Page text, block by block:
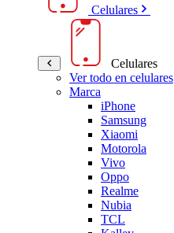
Celulares
Celulares
Ver todo en celulares
Marca
iPhone
Samsung
Xiaomi
Motorola
Vivo
Oppo
Realme
Nubia
TCL